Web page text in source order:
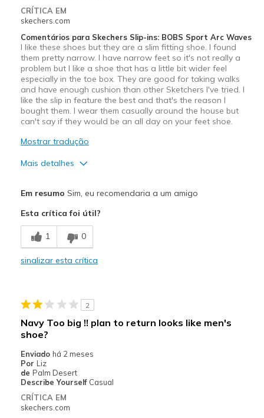
CRÍTICA EM
skechers.com
Comentários para Skechers Slip-ins: BOBS Sport Arc Waves
I like these shoes but they are a slim fitting shoe. I found
them pretty narrow. I have narrow feet so it's not really a
problem but I like a shoe that has a little bit wider feel
especially in the toe box. They are good for taking walks
and have enough cushion than other Sketchers I've tried. I
like the slip in feature the best and that's the reason I
bought them. I wear them casually around the house but
can't say if they would be an all day on your feet shoe.
Mostrar tradução
Mais detalhes
Melhores utilizações
Casual Wear
View On Shoes
I'm Into Shoes
Em resumo Sim, eu recomendaria a um amigo
Esta crítica foi útil?
1 0
sinalizar esta crítica
2
Navy Too big !! plan to return looks like men's
shoe?
Enviado há 2 meses
Por Liz
de Palm Desert
Describe Yourself Casual
CRÍTICA EM
skechers.com